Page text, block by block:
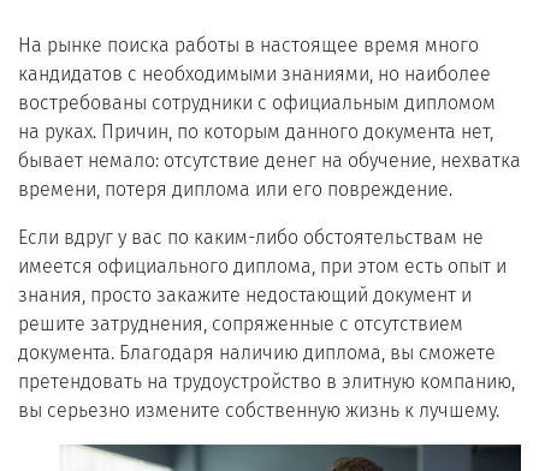
На рынке поиска работы в настоящее время много
кандидатов с необходимыми знаниями, но наиболее
востребованы сотрудники с официальным дипломом
на руках. Причин, по которым данного документа нет,
бывает немало: отсутствие денег на обучение, нехватка
времени, потеря диплома или его повреждение.
Если вдруг у вас по каким-либо обстоятельствам не
имеется официального диплома, при этом есть опыт и
знания, просто закажите недостающий документ и
решите затруднения, сопряженные с отсутствием
документа. Благодаря наличию диплома, вы сможете
претендовать на трудоустройство в элитную компанию,
вы серьезно измените собственную жизнь к лучшему.